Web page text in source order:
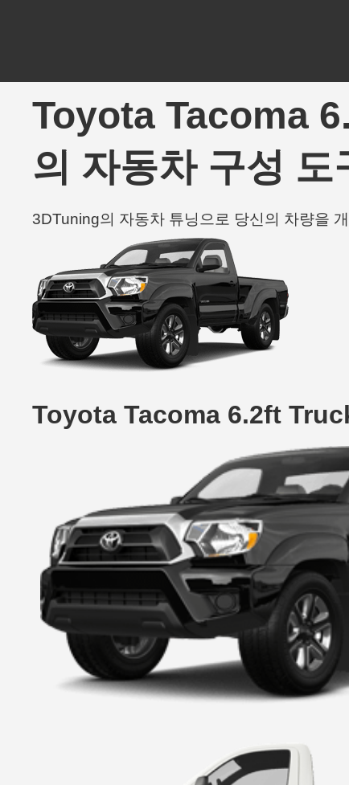
Toyota Tacoma
의 자동차 구성 도
3DTuning의 자동차 튜닝으로 당신의 차량을
Toyota Tacoma 6.2ft